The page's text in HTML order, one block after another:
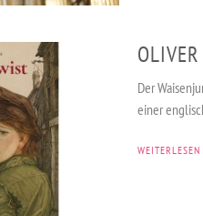
Der
einer
WEITERLESEN